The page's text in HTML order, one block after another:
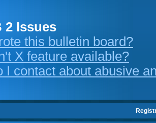
2 Issues
this bulletin board?
X feature available?
I contact about abusive